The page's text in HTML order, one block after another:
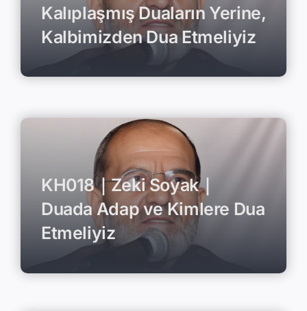
Kalıplaşmış Duaların Yerine,
Kalbimizden Dua Etmeliyiz
KH018｜Zeki Soyak｜
Duada Adap ve Kimlere Dua
Etmeliyiz